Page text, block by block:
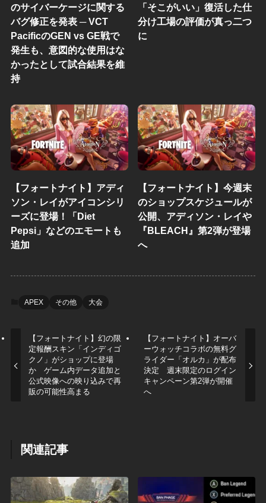
のサイバーケージに関する
バグ修正を発表 ─ VCT
PacificのGEN vs GE戦で
発生も、意図的な使用はな
かったとして試合結果を維
持
「そこがいい」復活した仕
分け工場の評価が真っ二つ
に
【フォートナイト】アディ
ソン・レイがアイコンシリ
ーズに登場！「Diet
Pepsi」などのエモートも
追加
【フォートナイト】今週末
のショップスケジュールが
公開、アディソン・レイや
『BLEACH』第2弾が登場
へ
APEX その他 大会
【フォートナイト】幻の限
定報酬スキン「インディゴ
クノ」がショップに登場
か ゲーム内データ追加と
公式映像への映り込みで再
販の可能性高まる
【フォートナイト】オーバ
ーウォッチコラボの無料グ
ライダー「オルカ」が配布
決定 週末限定のログイン
キャンペーン第2弾が開催
へ
関連記事